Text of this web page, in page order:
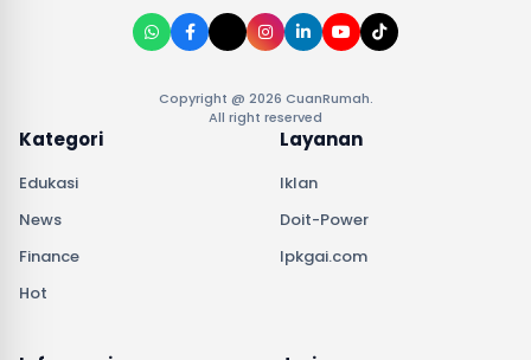
Copyright @ 2026 CuanRumah.
All right reserved
Kategori
Edukasi
News
Finance
Hot
Layanan
Iklan
Doit-Power
lpkgai.com